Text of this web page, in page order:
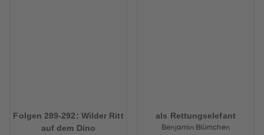
Folgen 289-292: Wilder Ritt
auf dem Dino
als Rettungselefant
Benjamin Blümchen